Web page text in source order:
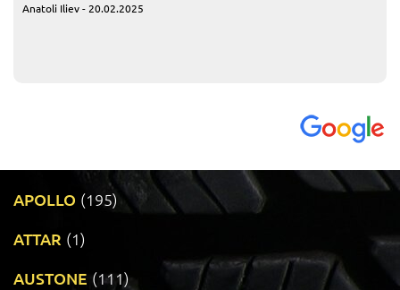
Anatoli Iliev - 20.02.2025
APOLLO (195)
ATTAR (1)
AUSTONE (111)